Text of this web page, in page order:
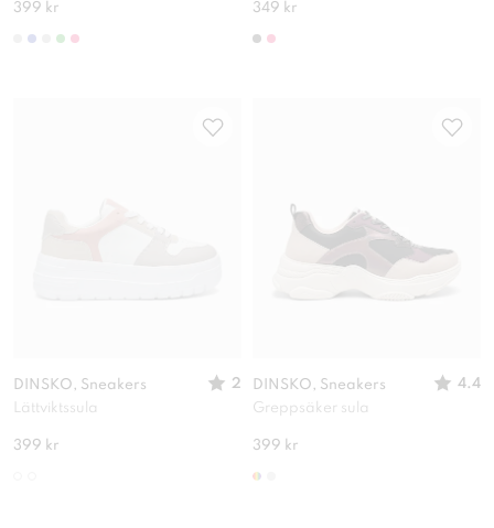
399 kr 349 kr
DINSKO, Sneakers
2
Lättviktssula
399 kr
DINSKO, Sneakers
4.4
Greppsäker sula
399 kr